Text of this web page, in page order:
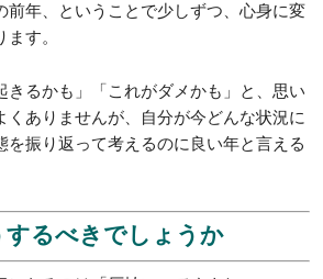
の年にやるべきこと・
けないこと